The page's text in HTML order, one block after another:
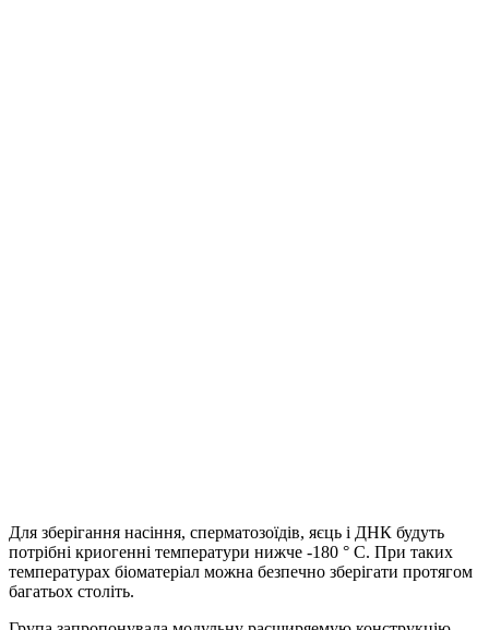
Для зберігання насіння, сперматозоїдів, яєць і ДНК будуть
потрібні криогенні температури нижче -180 ° С. При таких
температурах біоматеріал можна безпечно зберігати протягом
багатьох століть.